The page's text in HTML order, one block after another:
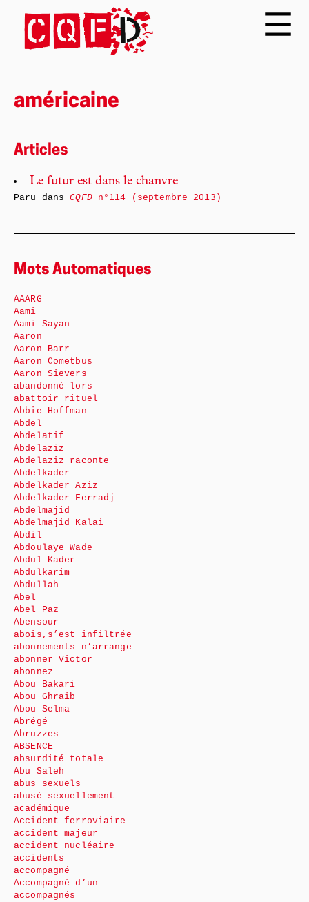
américaine
Articles
Le futur est dans le chanvre
Paru dansCQFDn°114 (septembre 2013)
Mots Automatiques
AAARG
Aami
Aami Sayan
Aaron
Aaron Barr
Aaron Cometbus
Aaron Sievers
abandonné lors
abattoir rituel
Abbie Hoffman
Abdel
Abdelatif
Abdelaziz
Abdelaziz raconte
Abdelkader
Abdelkader Aziz
Abdelkader Ferradj
Abdelmajid
Abdelmajid Kalai
Abdil
Abdoulaye Wade
Abdul Kader
Abdulkarim
Abdullah
Abel
Abel Paz
Abensour
abois,s’est infiltrée
abonnements n’arrange
abonner Victor
abonnez
Abou Bakari
Abou Ghraib
Abou Selma
Abrégé
Abruzzes
ABSENCE
absurdité totale
Abu Saleh
abus sexuels
abusé sexuellement
académique
Accident ferroviaire
accident majeur
accident nucléaire
accidents
accompagné
Accompagné d’un
accompagnés